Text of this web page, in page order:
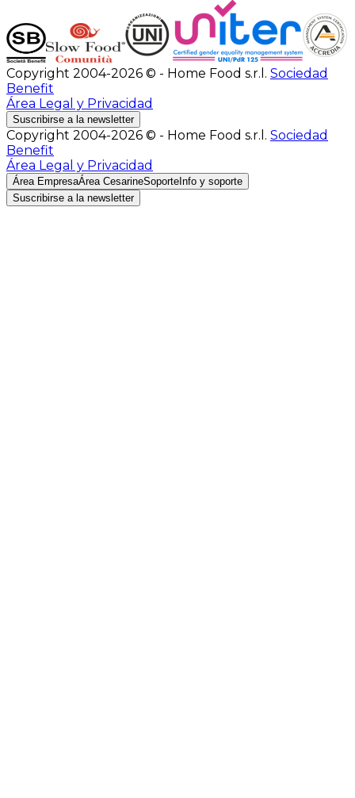
Copyright 2004-2026 © - Home Food s.r.l. Sociedad
Benefit
Área Legal y Privacidad
Suscribirse a la newsletter
Copyright 2004-2026 © - Home Food s.r.l. Sociedad
Benefit
Área Legal y Privacidad
Área EmpresaÁrea CesarineSoporte Info y soporte
Suscribirse a la newsletter